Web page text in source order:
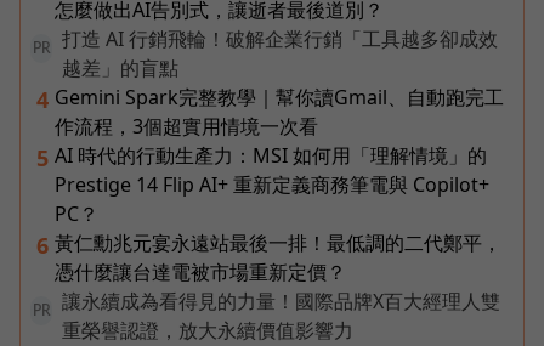
怎麼做出AI告別式，讓逝者最後道別？
PR
打造 AI 行銷飛輪！破解企業行銷「工具越多卻成效
越差」的盲點
4 Gemini Spark完整教學｜幫你讀Gmail、自動跑完工
作流程，3個超實用情境一次看
5 AI 時代的行動生產力：MSI 如何用「理解情境」的
Prestige 14 Flip AI+ 重新定義商務筆電與 Copilot+
PC？
6 黃仁勳兆元宴永遠站最後一排！最低調的二代鄭平，
憑什麼讓台達電被市場重新定價？
PR
讓永續成為看得見的力量！國際品牌X百大經理人雙
重榮譽認證，放大永續價值影響力